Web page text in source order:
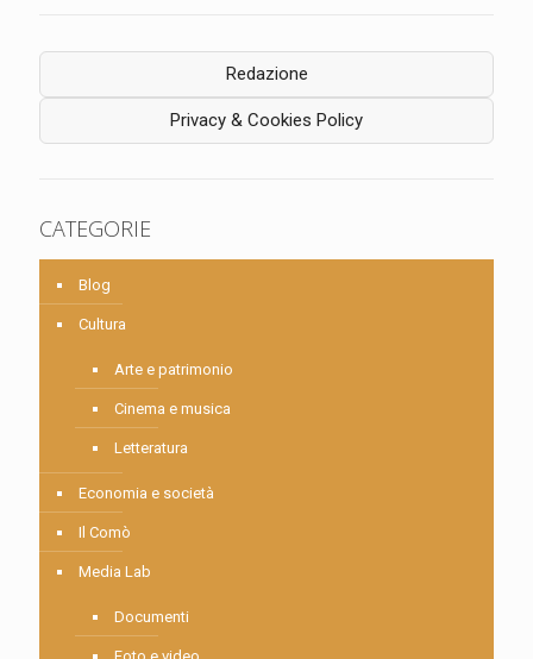
Redazione
Privacy & Cookies Policy
CATEGORIE
Blog
Cultura
Arte e patrimonio
Cinema e musica
Letteratura
Economia e società
Il Comò
Media Lab
Documenti